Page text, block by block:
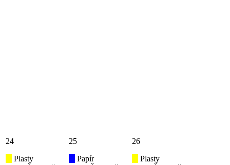
24
Plasty
25
Papír
26
Plasty